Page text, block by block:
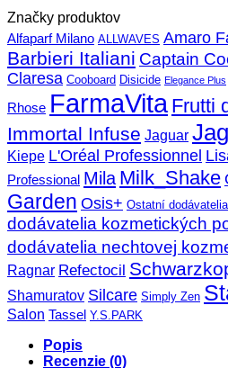
Značky produktov
Alfaparf Milano ALLWAVES Amaro
Barbieri Italiani Captain
Claresa Cooboard Disicide Elegance Plus
Rhose FarmaVita Frutti
Immortal Infuse Jaguar
Kiepe L'Oréal Professionnel
Professional Mila Milk_Shake
Garden Osis+ Ostatní
dodávatelia kozmetických
dodávatelia nechtovej
Ragnar Refectocil
Shamuratov Silcare Simply Zen
Salon Tassel Y.S.PARK
Popis
Recenzie (0)